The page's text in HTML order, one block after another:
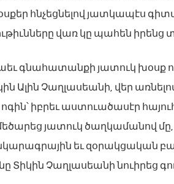
հնչեցնելով յատկապէս
վառ կը պահեն իրենց
գնահատանքի յատուկ խօսք
Ալին Չաղլասեանի, վեր
իբրեւ աստուածասէր
յատուկ ծաղկամանով մը,
եւ զօրակցական
Տիկին Չաղլասեանի նուիրեց